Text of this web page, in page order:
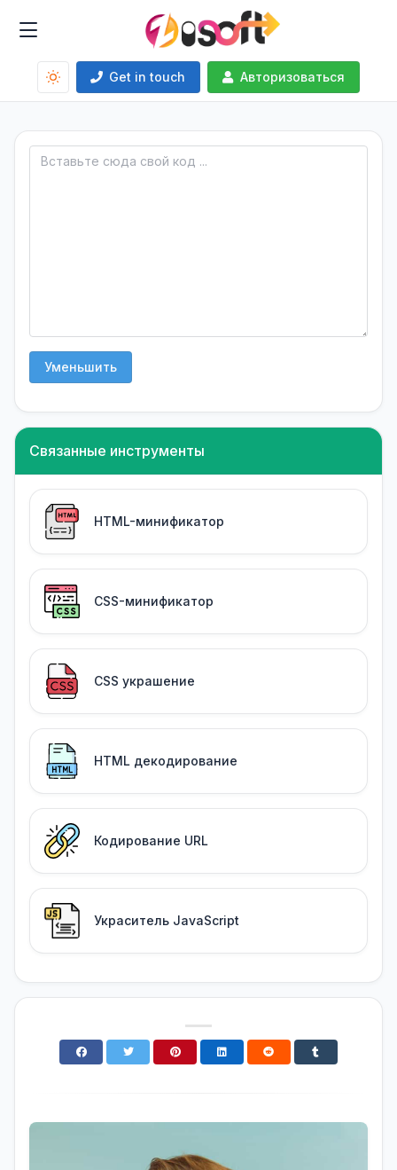
Get in touch Авторизоваться
Уменьшить
Связанные инструменты
HTML-минификатор
CSS-минификатор
CSS украшение
HTML декодирование
Кодирование URL
Украситель JavaScript